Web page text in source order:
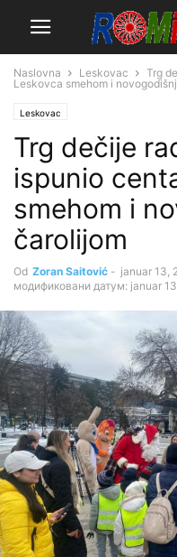
Naslovna Leskovac
Trg
Leskovca smehom i
Leskovac
Trg dečije
ispunio
smehom i
čarolijom
Od Zoran Saitović - januar 13,
модификовани датум: januar